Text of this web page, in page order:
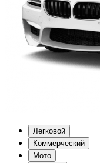
Легковой
Коммерческий
Мото